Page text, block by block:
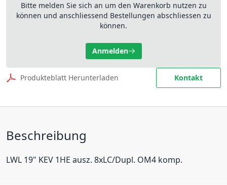
Bitte melden Sie sich an um den Warenkorb nutzen zu
können und anschliessend Bestellungen abschliessen zu
können.
Anmelden
Produkteblatt Herunterladen Kontakt
Beschreibung
LWL 19" KEV 1HE ausz. 8xLC/Dupl. OM4 komp.